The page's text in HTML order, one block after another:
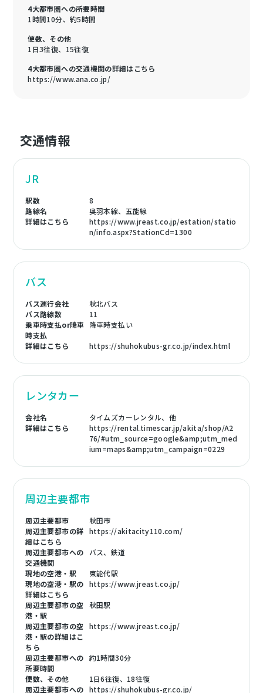
4大都市圏への所要時間
1時間10分、約5時間
便数、その他
1日3往復、15往復
4大都市圏への交通機関の詳細はこちら
https://www.ana.co.jp/
交通情報
JR
駅数
8
路線名
奥羽本線、五能線
詳細はこちら
https://www.jreast.co.jp/estation/statio
n/info.aspx?StationCd=1300
バス
バス運行会社
秋北バス
バス路線数
11
乗車時支払or降車
時支払
降車時支払い
詳細はこちら https://shuhokubus-gr.co.jp/index.html
レンタカー
会社名
タイムズカーレンタル、他
詳細はこちら
https://rental.timescar.jp/akita/shop/A2
76/#utm_source=google&amp;utm_med
ium=maps&amp;utm_campaign=0229
周辺主要都市
周辺主要都市
秋田市
周辺主要都市の詳
細はこちら
https://akitacity110.com/
周辺主要都市への
交通機関
バス、鉄道
現地の空港・駅
東能代駅
現地の空港・駅の
詳細はこちら
https://www.jreast.co.jp/
周辺主要都市の空
港・駅
秋田駅
周辺主要都市の空
港・駅の詳細はこ
ちら
https://www.jreast.co.jp/
周辺主要都市への
所要時間
約1時間30分
便数、その他
1日6往復、18往復
周辺主要都市への https://shuhokubus-gr.co.jp/